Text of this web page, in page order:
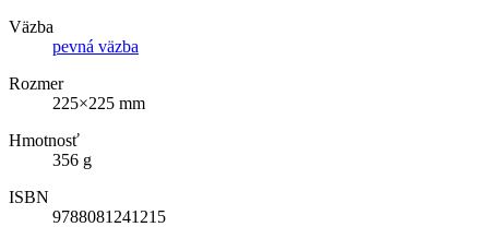
Väzba
pevná väzba
Rozmer
225×225 mm
Hmotnosť
356 g
ISBN
9788081241215